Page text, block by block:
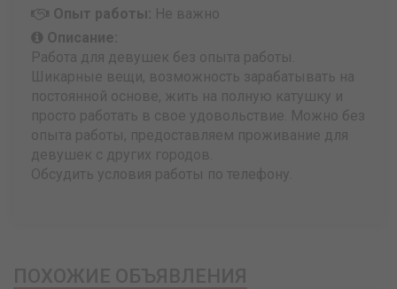
Опыт работы: Не важно
Описание:
Работа для девушек без опыта работы.
Шикарные вещи, возможность зарабатывать на
постоянной основе, жить на полную катушку и
просто работать в свое удовольствие. Можно без
опыта работы, предоставляем проживание для
девушек с других городов.
Обсудить условия работы по телефону.